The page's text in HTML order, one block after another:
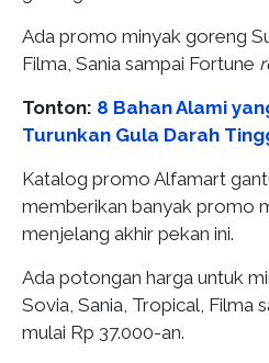
Ada promo minyak goreng
Filma, Sania sampai Fortune
Tonton: 8 Bahan Alami
Turunkan Gula Darah
Katalog promo Alfamart
memberikan banyak promo
menjelang akhir pekan ini.
Ada potongan harga untuk
Sovia, Sania, Tropical, Filma
mulai Rp 37.000-an.